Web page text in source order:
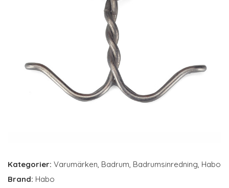
Kategorier: Varumärken, Badrum, Badrumsinredning, Habo
Brand: Habo